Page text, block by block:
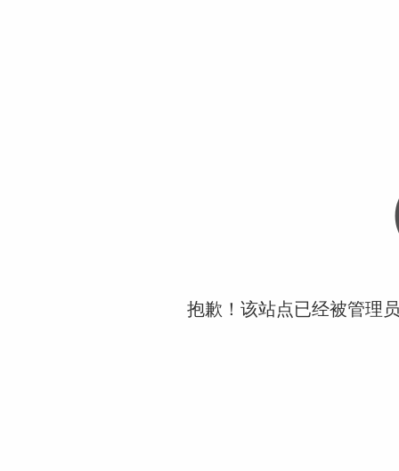
抱歉！该站点已经被管理